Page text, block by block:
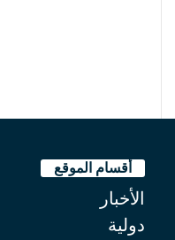
أقسام الموقع
الأخبار
دولية